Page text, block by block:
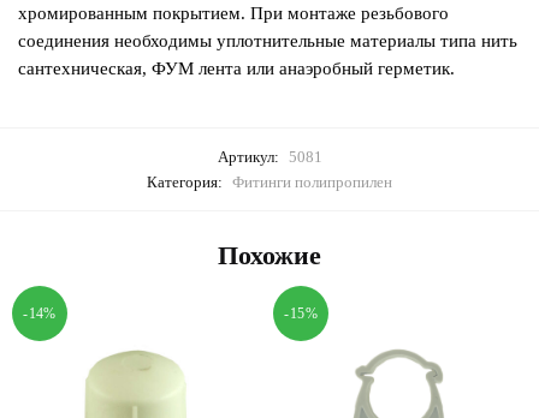
хромированным покрытием. При монтаже резьбового
соединения необходимы уплотнительные материалы типа нить
сантехническая, ФУМ лента или анаэробный герметик.
Артикул: 5081
Категория: Фитинги полипропилен
Похожие
-14% -15%